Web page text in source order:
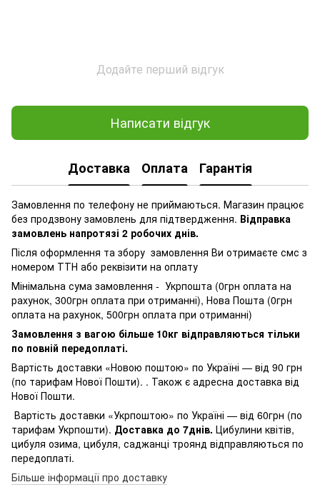
Додайте перший відгук
Написати відгук
Доставка Оплата Гарантія
Замовлення по телефону не приймаються. Магазин працює
без продзвону замовлень для підтвердження. Відправка
замовлень напротязі 2 робочих днів.
Після оформлення та збору замовлення Ви отримаєте смс з
номером ТТН або реквізити на оплату
Мінімальна сума замовлення - Укрпошта (0грн оплата на
рахунок, 300грн оплата при отриманні), Нова Пошта (0грн
оплата на рахунок, 500грн оплата при отриманні)
Замовлення з вагою більше 10кг відправляються тільки
по повній передоплаті.
Вартість доставки «Новою поштою» по Україні — від 90 грн
(по тарифам Нової Пошти). . Також є адресна доставка від
Нової Пошти.
Вартість доставки «Укрпоштою» по Україні — від 60грн (по
тарифам Укрпошти). Доставка до 7днів. Цибулини квітів,
цибуля озима, цибуля, саджанці троянд відправляються по
передоплаті.
Більше інформації про доставку